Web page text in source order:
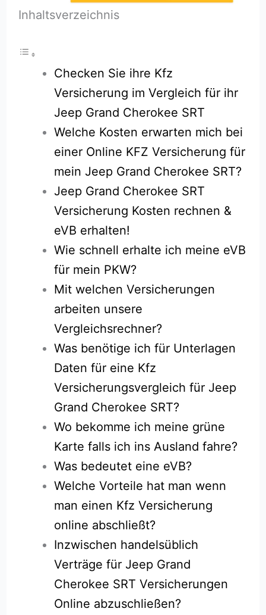
Inhaltsverzeichnis
Checken Sie ihre Kfz
Versicherung im Vergleich für ihr
Jeep Grand Cherokee SRT
Welche Kosten erwarten mich bei
einer Online KFZ Versicherung für
mein Jeep Grand Cherokee SRT?
Jeep Grand Cherokee SRT
Versicherung Kosten rechnen &
eVB erhalten!
Wie schnell erhalte ich meine eVB
für mein PKW?
Mit welchen Versicherungen
arbeiten unsere
Vergleichsrechner?
Was benötige ich für Unterlagen
Daten für eine Kfz
Versicherungsvergleich für Jeep
Grand Cherokee SRT?
Wo bekomme ich meine grüne
Karte falls ich ins Ausland fahre?
Was bedeutet eine eVB?
Welche Vorteile hat man wenn
man einen Kfz Versicherung
online abschließt?
Inzwischen handelsüblich
Verträge für Jeep Grand
Cherokee SRT Versicherungen
Online abzuschließen?